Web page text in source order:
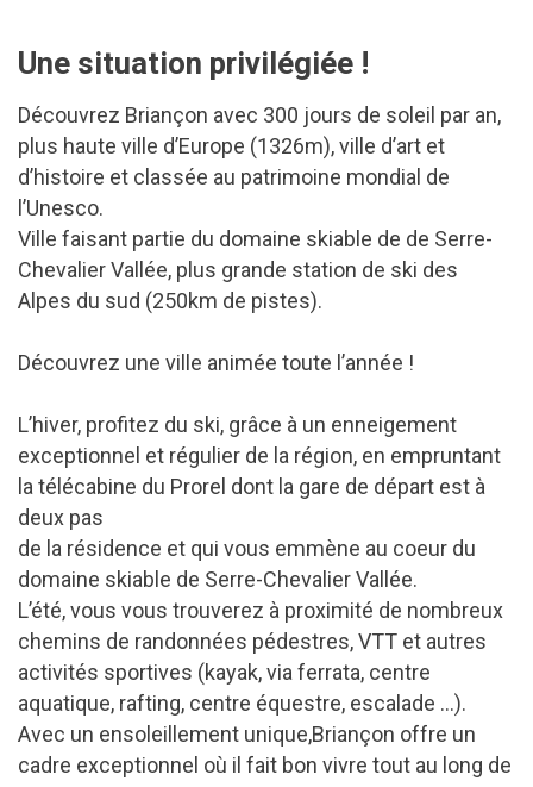
Une situation privilégiée !
Découvrez Briançon avec 300 jours de soleil par an,
plus haute ville d’Europe (1326m), ville d’art et
d’histoire et classée au patrimoine mondial de
l’Unesco.
Ville faisant partie du domaine skiable de de Serre-
Chevalier Vallée, plus grande station de ski des
Alpes du sud (250km de pistes).
Découvrez une ville animée toute l’année !
L’hiver, profitez du ski, grâce à un enneigement
exceptionnel et régulier de la région, en empruntant
la télécabine du Prorel dont la gare de départ est à
deux pas
de la résidence et qui vous emmène au coeur du
domaine skiable de Serre-Chevalier Vallée.
L’été, vous vous trouverez à proximité de nombreux
chemins de randonnées pédestres, VTT et autres
activités sportives (kayak, via ferrata, centre
aquatique, rafting, centre équestre, escalade ...).
Avec un ensoleillement unique,Briançon offre un
cadre exceptionnel où il fait bon vivre tout au long de